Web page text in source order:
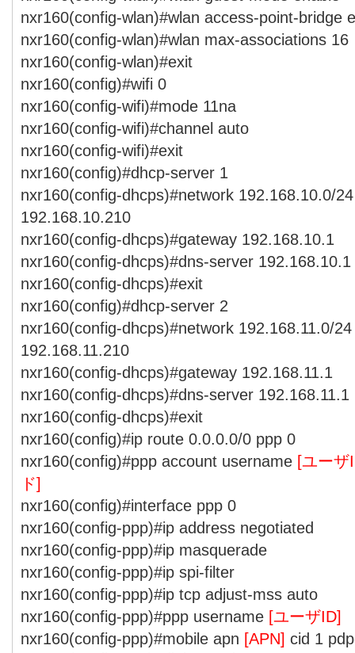
nxr160(config-wlan)#wlan access-point-bridge
nxr160(config-wlan)#wlan max-associations 16
nxr160(config-wlan)#exit
nxr160(config)#wifi 0
nxr160(config-wifi)#mode 11na
nxr160(config-wifi)#channel auto
nxr160(config-wifi)#exit
nxr160(config)#dhcp-server 1
nxr160(config-dhcps)#network 192.168.10.0/
192.168.10.210
nxr160(config-dhcps)#gateway 192.168.10.1
nxr160(config-dhcps)#dns-server 192.168.10.1
nxr160(config-dhcps)#exit
nxr160(config)#dhcp-server 2
nxr160(config-dhcps)#network 192.168.11.0/
192.168.11.210
nxr160(config-dhcps)#gateway 192.168.11.1
nxr160(config-dhcps)#dns-server 192.168.11.1
nxr160(config-dhcps)#exit
nxr160(config)#ip route 0.0.0.0/0 ppp 0
nxr160(config)#ppp account username [ユーザ
ド]
nxr160(config)#interface ppp 0
nxr160(config-ppp)#ip address negotiated
nxr160(config-ppp)#ip masquerade
nxr160(config-ppp)#ip spi-filter
nxr160(config-ppp)#ip tcp adjust-mss auto
nxr160(config-ppp)#ppp username [ユーザID]
nxr160(config-ppp)#mobile apn [APN] cid 1